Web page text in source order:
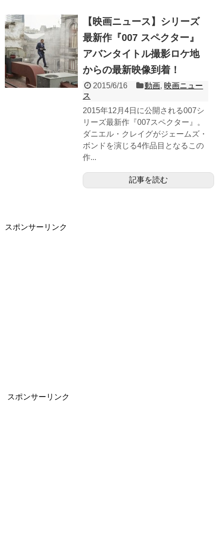
【映画ニュース】シリーズ
最新作『007 スペクター』
アバンタイトル撮影ロケ地
からの最新映像到着！
2015/6/16 動画, 映画ニュー
ス
2015年12月4日に公開される007シ
リーズ最新作『007スペクター』。
ダニエル・クレイグがジェームズ・
ボンドを演じる4作品目となるこの
作...
記事を読む
スポンサーリンク
スポンサーリンク